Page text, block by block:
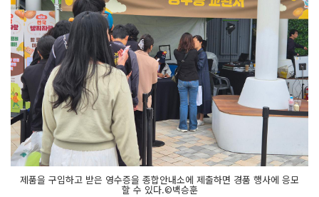
제품을 구입하고 받은 영수증을 종합안내소에 제출하면 경품 행사에 응모
할 수 있다.©백승훈